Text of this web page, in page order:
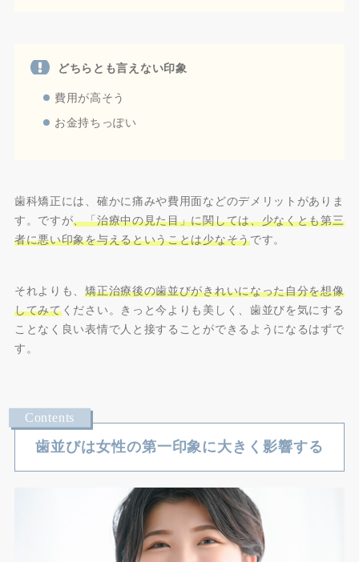
どちらとも言えない印象
費用が高そう
お金持ちっぽい
歯科矯正には、確かに痛みや費用面などのデメリットがありま
す。ですが、「治療中の見た目」に関しては、少なくとも第三
者に悪い印象を与えるということは少なそうです。
それよりも、矯正治療後の歯並びがきれいになった自分を想像
してみてください。きっと今よりも美しく、歯並びを気にする
ことなく良い表情で人と接することができるようになるはずで
す。
歯並びは女性の第一印象に大きく影響する